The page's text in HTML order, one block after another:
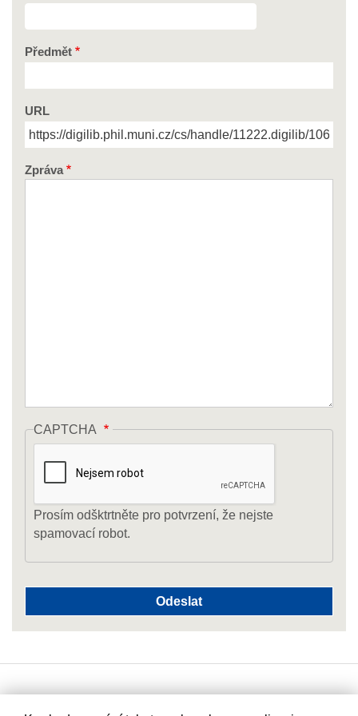
Předmět
URL
Zpráva
CAPTCHA
Prosím odšktrtněte pro potvrzení, že nejste
spamovací robot.